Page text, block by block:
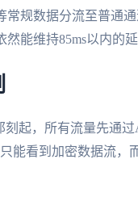
规数据分流至普通
能维持85ms以内的延
起，所有流量先通
能看到加密数据流